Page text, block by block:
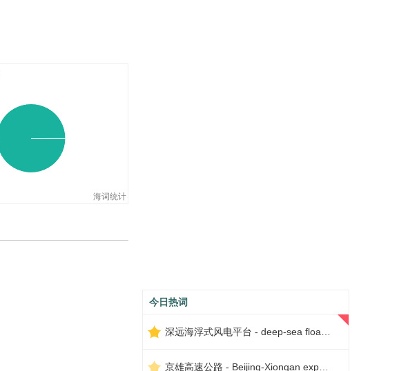
海词统计
今日热词